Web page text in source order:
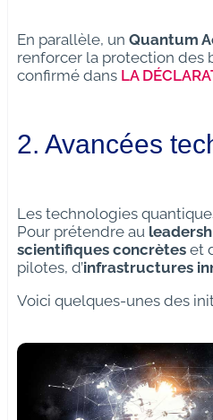
En parallèle, un Quantum
renforcer la protection des
confirmé dans LA
2. Avancées
Les technologies
Pour prétendre au
scientifiques concrètes et
pilotes, d’infrastructures
Voici quelques-unes des